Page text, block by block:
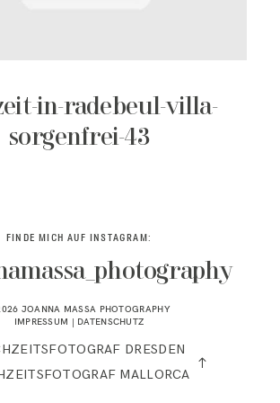
in-radebeul-villa-
sorgenfrei-43
FINDE MICH AUF INSTAGRAM:
JOANNA MASSA PHOTOGRAPHY
IMPRESSUM | DATENSCHUTZ
DRESDEN
MALLORCA